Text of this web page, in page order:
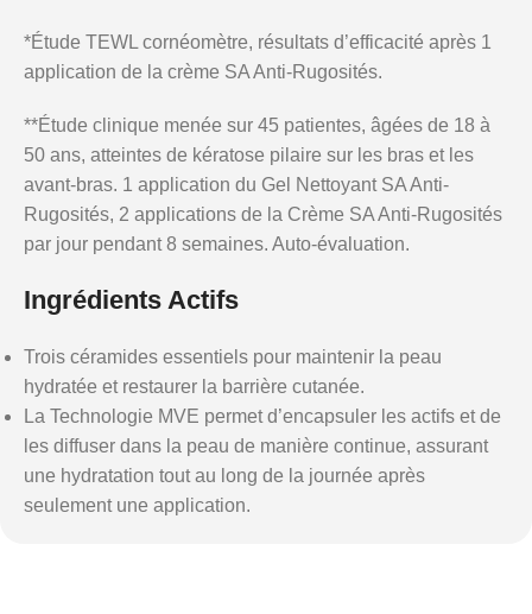
*Étude TEWL cornéomètre, résultats d’efficacité après 1
application de la crème SA Anti-Rugosités.
**Étude clinique menée sur 45 patientes, âgées de 18 à
50 ans, atteintes de kératose pilaire sur les bras et les
avant-bras. 1 application du Gel Nettoyant SA Anti-
Rugosités, 2 applications de la Crème SA Anti-Rugosités
par jour pendant 8 semaines. Auto-évaluation.
Ingrédients Actifs
Trois céramides essentiels pour maintenir la peau
hydratée et restaurer la barrière cutanée.
La Technologie MVE permet d’encapsuler les actifs et de
les diffuser dans la peau de manière continue, assurant
une hydratation tout au long de la journée après
seulement une application.